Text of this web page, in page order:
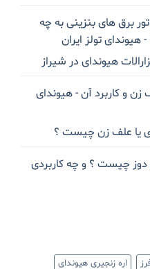
برق های بنزینی به چه
تولز ایران
هیوندای در شیراز
زن و کاربرد آن - هیوندای
یا علف زن چیست ؟
دوز چیست ؟ و چه کاربردی
اره زنجیری هیوندای